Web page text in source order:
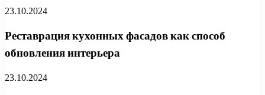
23.10.2024
Реставрация кухонных фасадов как способ
обновления интерьера
23.10.2024